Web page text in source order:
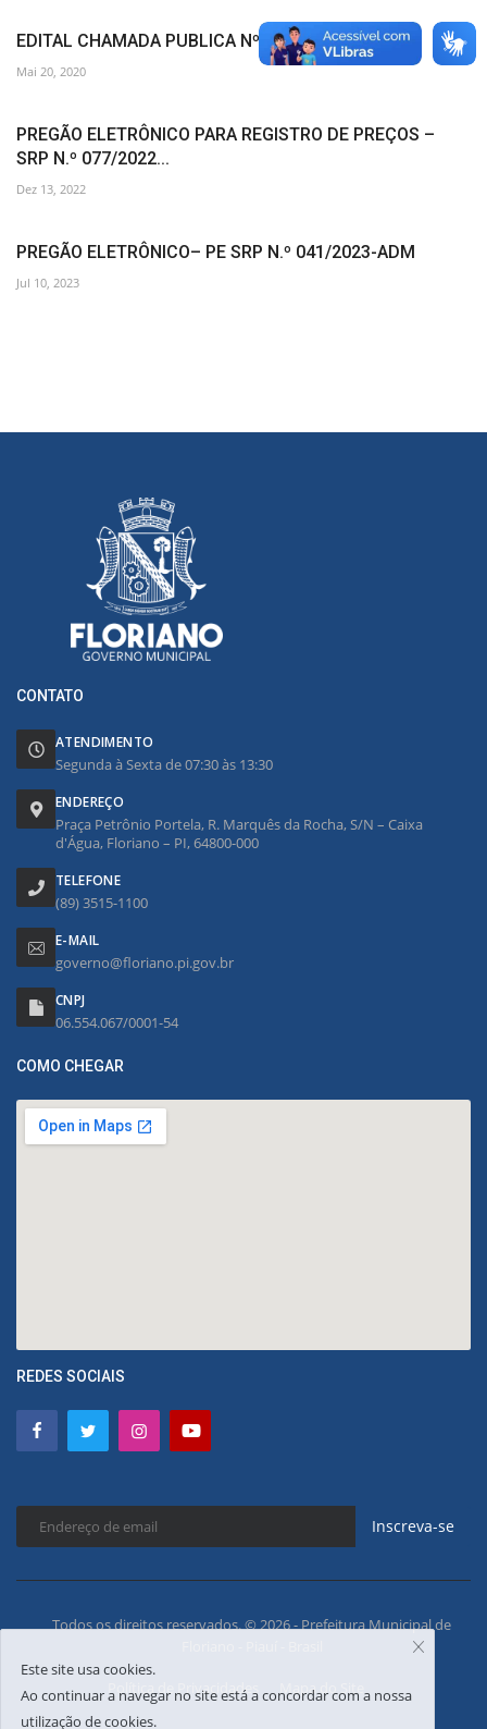
EDITAL CHAMADA PUBLICA Nº 016/2020
Mai 20, 2020
PREGÃO ELETRÔNICO PARA REGISTRO DE PREÇOS –
SRP N.º 077/2022...
Dez 13, 2022
PREGÃO ELETRÔNICO– PE SRP N.º 041/2023-ADM
Jul 10, 2023
CONTATO
ATENDIMENTO
Segunda à Sexta de 07:30 às 13:30
ENDEREÇO
Praça Petrônio Portela, R. Marquês da Rocha, S/N – Caixa
d'Água, Floriano – PI, 64800-000
TELEFONE
(89) 3515-1100
E-MAIL
governo@floriano.pi.gov.br
CNPJ
06.554.067/0001-54
COMO CHEGAR
REDES SOCIAIS
Inscreva-se
Todos os direitos reservados. © 2026 - Prefeitura Municipal de
Política de Privacidades Mapa do Site
Este site usa cookies.
Ao continuar a navegar no site está a concordar com a nossa
utilização de cookies.